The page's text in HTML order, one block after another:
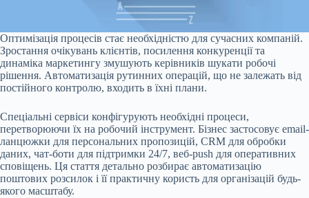
Оптимізація процесів стає необхідністю для сучасних компаній.
Зростання очікувань клієнтів, посилення конкуренції та
динаміка маркетингу змушують керівників шукати робочі
рішення. Автоматизація рутинних операцій, що не залежать від
постійного контролю, входить в їхні плани.
Спеціальні сервіси конфігурують необхідні процеси,
перетворюючи їх на робочий інструмент. Бізнес застосовує email-
ланцюжки для персональних пропозицій, CRM для обробки
даних, чат-боти для підтримки 24/7, веб-push для оперативних
сповіщень. Ця стаття детально розбирає автоматизацію
поштових розсилок і її практичну користь для організацій будь-
якого масштабу.